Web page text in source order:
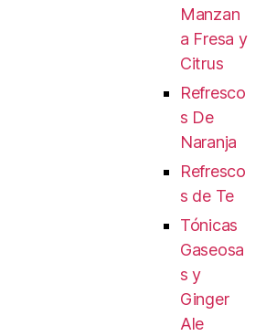
Manzan
a Fresa y
Citrus
Refresco
s De
Naranja
Refresco
s de Te
Tónicas
Gaseosa
s y
Ginger
Ale